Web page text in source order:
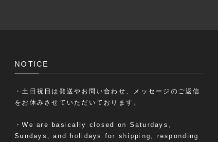
NOTICE
・土日祝日は発送やお問い合わせ、メッセージのご返信
をお休みさせていただいております。
・We are basically closed on Saturdays,
Sundays, and holidays for shipping, responding